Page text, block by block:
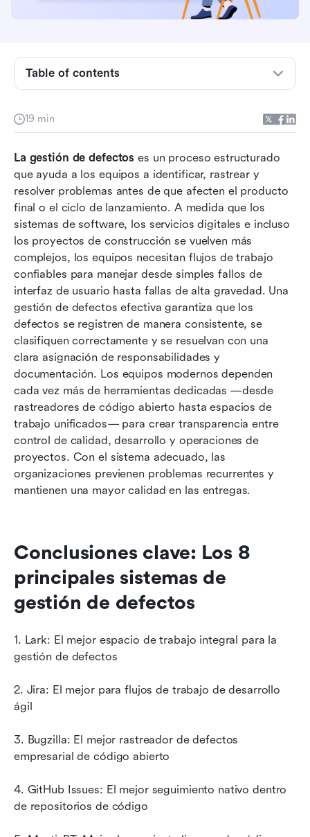
19 min
La gestión de defectos es un proceso estructurado
que ayuda a los equipos a identificar, rastrear y
resolver problemas antes de que afecten el producto
final o el ciclo de lanzamiento. A medida que los
sistemas de software, los servicios digitales e incluso
los proyectos de construcción se vuelven más
complejos, los equipos necesitan flujos de trabajo
confiables para manejar desde simples fallos de
interfaz de usuario hasta fallas de alta gravedad. Una
gestión de defectos efectiva garantiza que los
defectos se registren de manera consistente, se
clasifiquen correctamente y se resuelvan con una
clara asignación de responsabilidades y
documentación. Los equipos modernos dependen
cada vez más de herramientas dedicadas —desde
rastreadores de código abierto hasta espacios de
trabajo unificados— para crear transparencia entre
control de calidad, desarrollo y operaciones de
proyectos. Con el sistema adecuado, las
organizaciones previenen problemas recurrentes y
mantienen una mayor calidad en las entregas.
Conclusiones clave: Los 8
principales sistemas de
gestión de defectos
1. Lark: El mejor espacio de trabajo integral para la
gestión de defectos
2. Jira: El mejor para flujos de trabajo de desarrollo
ágil
3. Bugzilla: El mejor rastreador de defectos
empresarial de código abierto
4. GitHub Issues: El mejor seguimiento nativo dentro
de repositorios de código
Table of contents
Tabla de resumen de las principales
¿Qué es la gestión de defectos?
rastreadores de errores tradicionales
Cómo configurar el ciclo de vida de la gestión
de defectos
Capacidades clave en el software moderno de
gestión de defectos
8 mejores herramientas de gestión de defectos
para equipos de software
Elegir la herramienta adecuada de gestión de
defectos para tu equipo
Errores comunes que cometen los equipos al
reportar defectos
Conclusión
Preguntas frecuentes
Lecturas relacionadas